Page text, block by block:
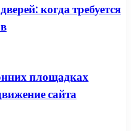
когда требуется
площадках
сайта